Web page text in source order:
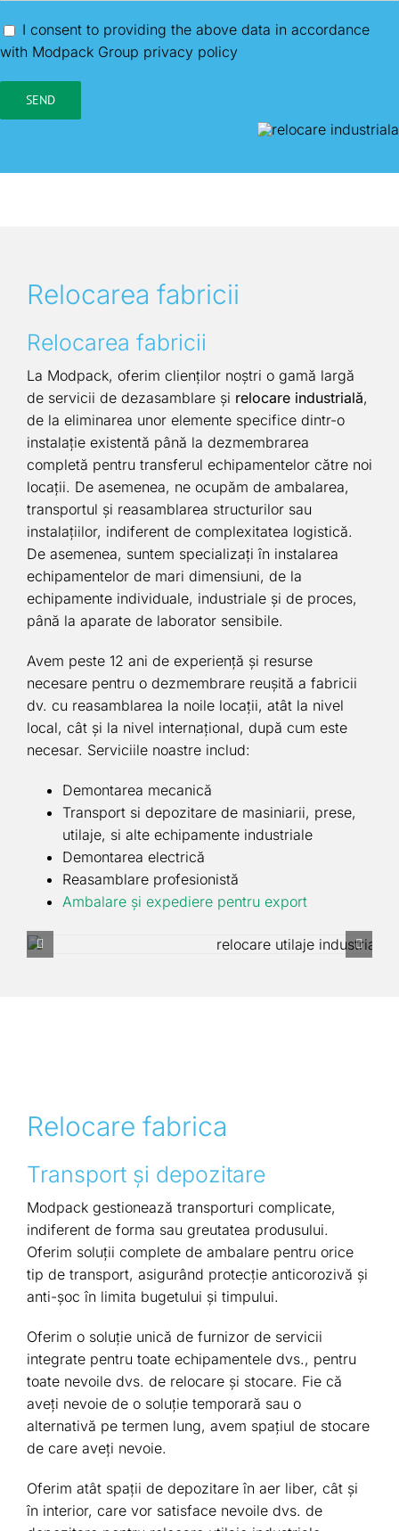
I consent to providing the above data in accordance
with Modpack Group privacy policy
Relocarea fabricii
Relocarea fabricii
La Modpack, oferim clienților noștri o gamă largă
de servicii de dezasamblare și relocare industrială,
de la eliminarea unor elemente specifice dintr-o
instalație existentă până la dezmembrarea
completă pentru transferul echipamentelor către noi
locații. De asemenea, ne ocupăm de ambalarea,
transportul și reasamblarea structurilor sau
instalațiilor, indiferent de complexitatea logistică.
De asemenea, suntem specializați în instalarea
echipamentelor de mari dimensiuni, de la
echipamente individuale, industriale și de proces,
până la aparate de laborator sensibile.
Avem peste 12 ani de experiență și resurse
necesare pentru o dezmembrare reușită a fabricii
dv. cu reasamblarea la noile locații, atât la nivel
local, cât și la nivel internațional, după cum este
necesar. Serviciile noastre includ:
Demontarea mecanică
Transport si depozitare de masiniarii, prese,
utilaje, si alte echipamente industriale
Demontarea electrică
Reasamblare profesionistă
Ambalare şi expediere pentru export
Relocare fabrica
Transport și depozitare
Modpack gestionează transporturi complicate,
indiferent de forma sau greutatea produsului.
Oferim soluții complete de ambalare pentru orice
tip de transport, asigurând protecție anticorozivă și
anti-șoc în limita bugetului și timpului.
Oferim o soluție unică de furnizor de servicii
integrate pentru toate echipamentele dvs., pentru
toate nevoile dvs. de relocare și stocare. Fie că
aveți nevoie de o soluție temporară sau o
alternativă pe termen lung, avem spațiul de stocare
de care aveți nevoie.
Oferim atât spații de depozitare în aer liber, cât și
în interior, care vor satisface nevoile dvs. de